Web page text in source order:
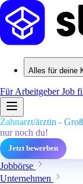
Alles für deine
Für ArbeitgeberJob
Zahnarzt/ärztin -
nur noch du!
Jetzt bewerben
Jobbörse
Unternehmen